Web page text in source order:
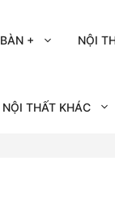
BÀN + NỘI
NỘI THẤT KHÁC